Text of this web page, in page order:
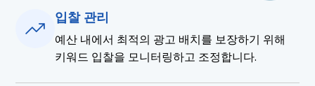
입찰 관리
예산 내에서 최적의 광고 배치를 보장하기 위해
키워드 입찰을 모니터링하고 조정합니다.